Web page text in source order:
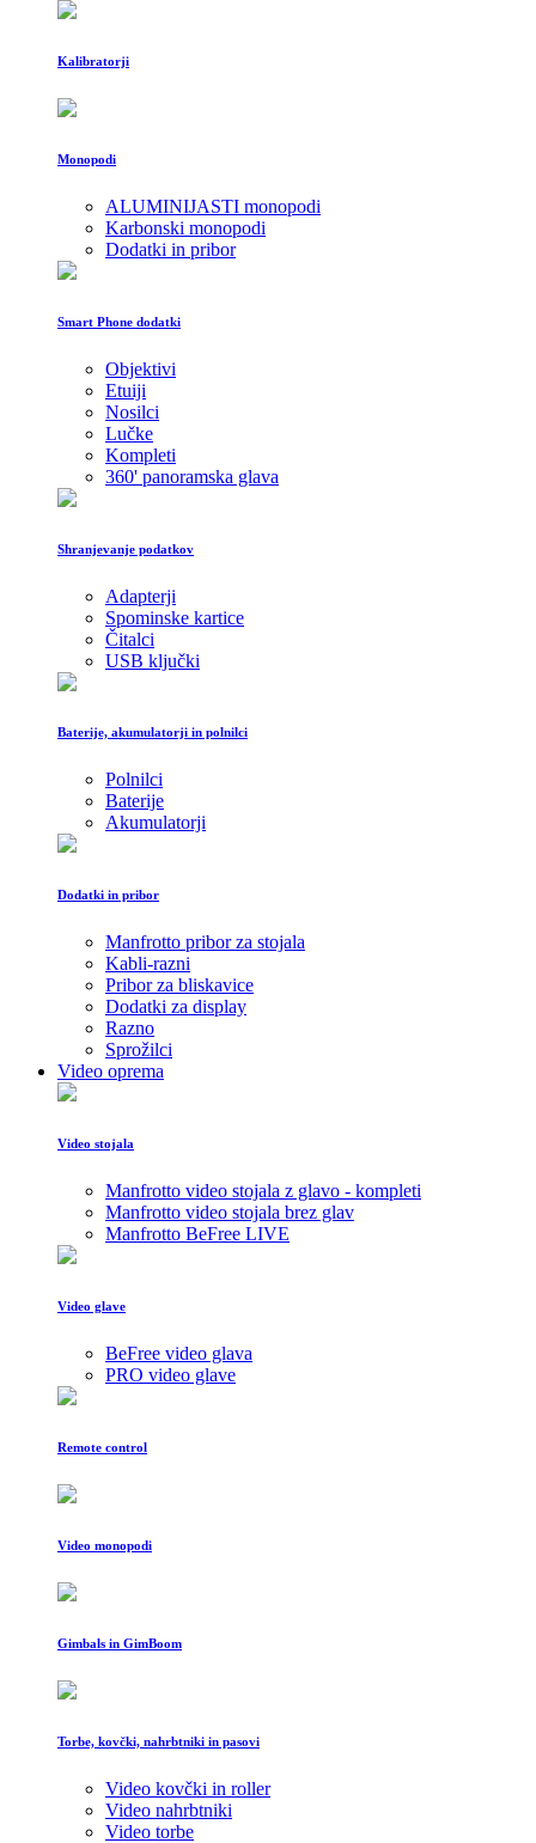
Kalibratorji
Monopodi
ALUMINIJASTI monopodi
Karbonski monopodi
Dodatki in pribor
Smart Phone dodatki
Objektivi
Etuiji
Nosilci
Lučke
Kompleti
360' panoramska glava
Shranjevanje podatkov
Adapterji
Spominske kartice
Čitalci
USB ključki
Baterije, akumulatorji in polnilci
Polnilci
Baterije
Akumulatorji
Dodatki in pribor
Manfrotto pribor za stojala
Kabli-razni
Pribor za bliskavice
Dodatki za display
Razno
Sprožilci
Video oprema
Video stojala
Manfrotto video stojala z glavo - kompleti
Manfrotto video stojala brez glav
Manfrotto BeFree LIVE
Video glave
BeFree video glava
PRO video glave
Remote control
Video monopodi
Gimbals in GimBoom
Torbe, kovčki, nahrbtniki in pasovi
Video kovčki in roller
Video nahrbtniki
Video torbe